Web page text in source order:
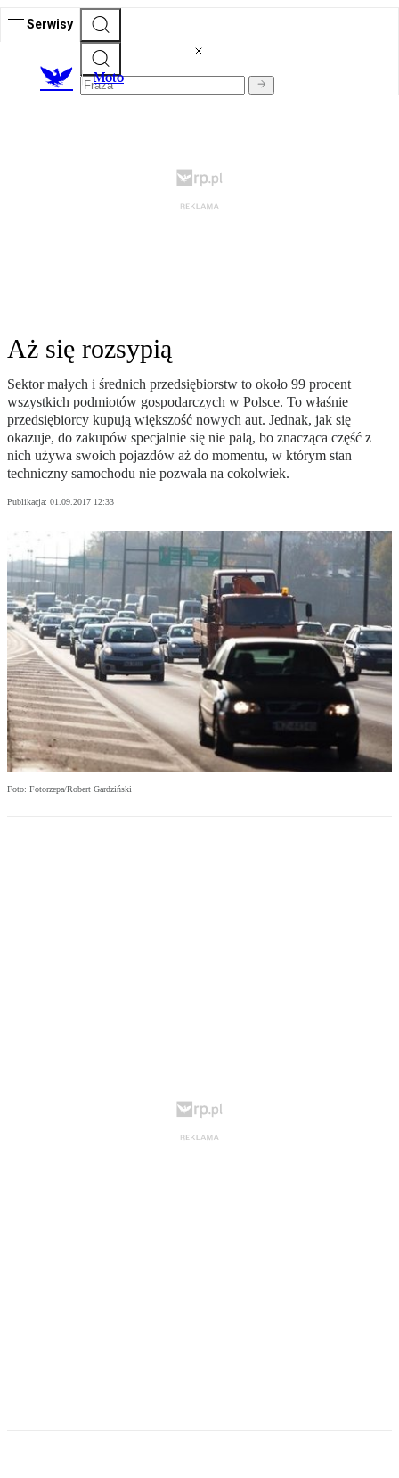
Serwisy
Moto
Aż się rozsypią
Sektor małych i średnich przedsiębiorstw to około 99 procent
wszystkich podmiotów gospodarczych w Polsce. To właśnie
przedsiębiorcy kupują większość nowych aut. Jednak, jak się
okazuje, do zakupów specjalnie się nie palą, bo znacząca część z
nich używa swoich pojazdów aż do momentu, w którym stan
techniczny samochodu nie pozwala na cokolwiek.
Publikacja: 01.09.2017 12:33
Foto: Fotorzepa/Robert Gardziński